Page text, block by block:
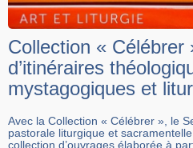
Collection « Célébrer
d’itinéraires
mystagogiques et
Avec la Collection « Célébrer », le
pastorale liturgique et
collection d’ouvrages élaborée à